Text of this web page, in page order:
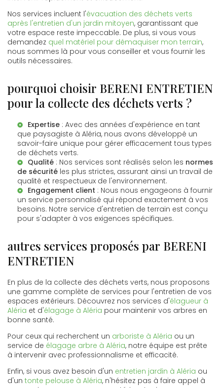
Nos services incluent l'évacuation des déchets verts
après l'entretien d'un jardin mitoyen, garantissant que
votre espace reste impeccable. De plus, si vous vous
demandez quel matériel pour démaquiser mon terrain,
nous sommes là pour vous conseiller et vous fournir les
outils nécessaires.
pourquoi choisir BERENI ENTRETIEN
pour la collecte des déchets verts ?
Expertise : Avec des années d'expérience en tant
que paysagiste à Aléria, nous avons développé un
savoir-faire unique pour gérer efficacement tous types
de déchets verts.
Qualité : Nos services sont réalisés selon les normes
de sécurité les plus strictes, assurant ainsi un travail de
qualité et respectueux de l'environnement.
Engagement client : Nous nous engageons à fournir
un service personnalisé qui répond exactement à vos
besoins. Notre service d'entretien de terrain est conçu
pour s'adapter à vos exigences spécifiques.
autres services proposés par BERENI
ENTRETIEN
En plus de la collecte des déchets verts, nous proposons
une gamme complète de services pour l'entretien de vos
espaces extérieurs. Découvrez nos services d'élagueur à
Aléria et d'élagage à Aléria pour maintenir vos arbres en
bonne santé.
Pour ceux qui recherchent un arboriste à Aléria ou un
service de élagage arbre à Aléria, notre équipe est prête
à intervenir avec professionnalisme et efficacité.
Enfin, si vous avez besoin d'un entretien jardin à Aléria ou
d'un tonte pelouse à Aléria, n'hésitez pas à faire appel à